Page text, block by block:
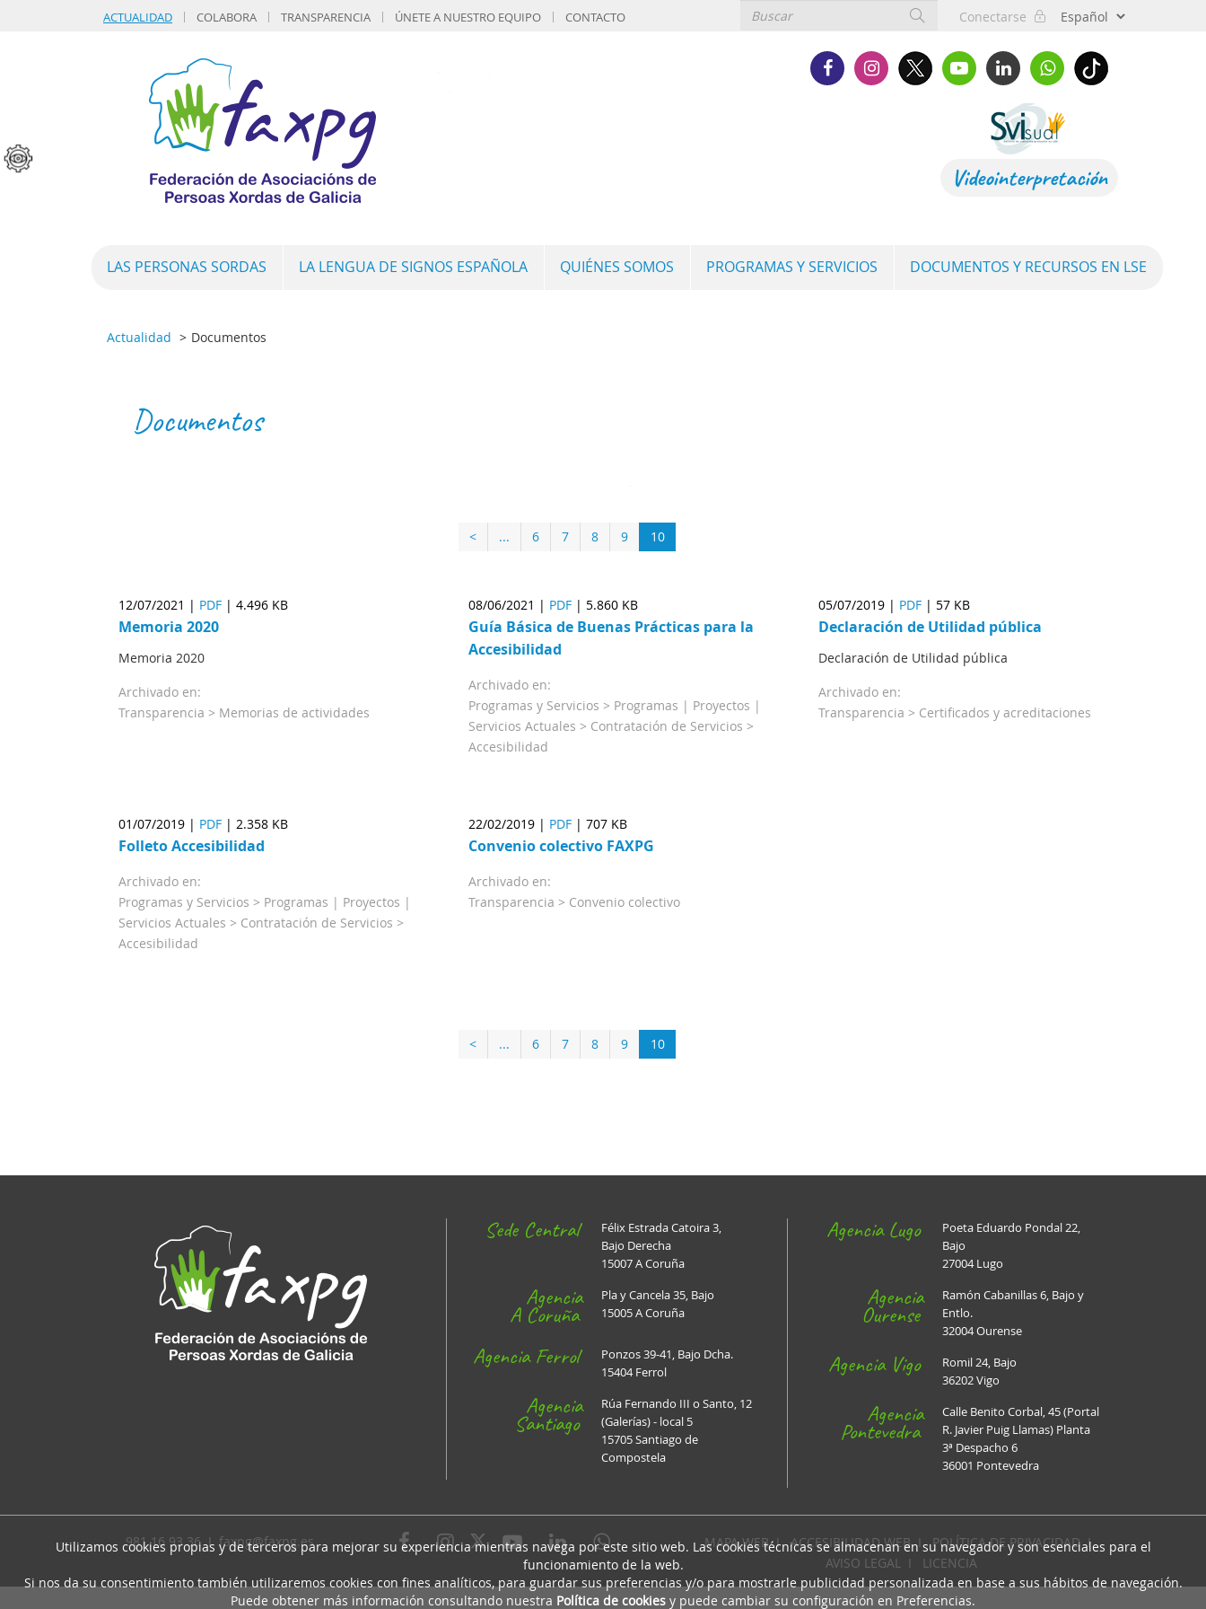
Conectarse
Videointerpretación
LAS PERSONAS SORDAS LA LENGUA DE SIGNOS ESPAÑOLA QUIÉNES SOMOS PROGRAMAS Y SERVICIOS DOCUMENTOS Y RECURSOS EN LSE
ACTUALIDAD COLABORA TRANSPARENCIA ÚNETE A NUESTRO EQUIPO CONTACTO
Actualidad Documentos
Documentos
< ... 6 7 8 9 10
12/07/2021 | PDF | 4.496 KB
Memoria 2020
Memoria 2020
Archivado en:
Transparencia > Memorias de actividades
08/06/2021 | PDF | 5.860 KB
Guía Básica de Buenas Prácticas para la
Accesibilidad
Archivado en:
Programas y Servicios > Programas | Proyectos |
Servicios Actuales > Contratación de Servicios >
Accesibilidad
05/07/2019 | PDF | 57 KB
Declaración de Utilidad pública
Declaración de Utilidad pública
Archivado en:
Transparencia > Certificados y acreditaciones
01/07/2019 | PDF | 2.358 KB
Folleto Accesibilidad
Archivado en:
Programas y Servicios > Programas | Proyectos |
Servicios Actuales > Contratación de Servicios >
Accesibilidad
22/02/2019 | PDF | 707 KB
Convenio colectivo FAXPG
Archivado en:
Transparencia > Convenio colectivo
< ... 6 7 8 9 10
Sede Central
Félix Estrada Catoira 3,
Bajo Derecha
15007 A Coruña
Agencia
A Coruña
Pla y Cancela 35, Bajo
15005 A Coruña
Agencia Ferrol
Ponzos 39-41, Bajo Dcha.
15404 Ferrol
Agencia
Santiago
Rúa Fernando III o Santo, 12
(Galerías) - local 5
15705 Santiago de
Compostela
Agencia Lugo
Poeta Eduardo Pondal 22,
Bajo
27004 Lugo
Agencia
Ourense
Ramón Cabanillas 6, Bajo y
Entlo.
32004 Ourense
Agencia Vigo
Romil 24, Bajo
36202 Vigo
Agencia
Pontevedra
Calle Benito Corbal, 45 (Portal
R. Javier Puig Llamas) Planta
3ª Despacho 6
36001 Pontevedra
981 16 93 36 I faxpg@faxpg.es MAPA WEBIACCESIBILIDAD WEBIPOLÍTICA DE PRIVACIDADI
AVISO LEGAL I LICENCIA
Utilizamos cookies propias y de terceros para mejorar su experiencia mientras navega por este sitio web. Las cookies técnicas se almacenan en su navegador y son esenciales para el
funcionamiento de la web.
Si nos da su consentimiento también utilizaremos cookies con fines analíticos, para guardar sus preferencias y/o para mostrarle publicidad personalizada en base a sus hábitos de navegación.
Puede obtener más información consultando nuestra Política de cookies y puede cambiar su configuración en Preferencias.